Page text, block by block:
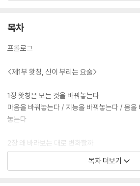
운동을 않고도 저절로 살이 빠져나간다?
잡념이나 화, 스트레스가 단숨에 사라진다?
의지만으로는 도저히 안 되는 일이다. 하지만 시
우울증이나 술 담배 등 인생의 다른 모든 고민들
바라봐도 거짓말처럼 쉽게 해결된다. 만물이 사
미립자(subatomic particle)로 구성돼 있기 때
만물이 변화한다는 뜻이다. 이 우주원리는 아인
어, 파인만 등 기라성 같은 노벨물리학상 수상
증해왔다. 단지 “어려운 과학”이라는 편견의
목차
프롤로그
<제1부 왓칭, 신이 부리는 요술>
1장 왓칭은 모든 것을 바꿔놓는다
마음을 바꿔놓는다 / 지능을 바꿔놓는다 / 몸을
놓는다
2장 왜 바라보는 대로 변화할까
비밀은 미립자에 있다 / 미립자는 사람의 속마
목차 더보기